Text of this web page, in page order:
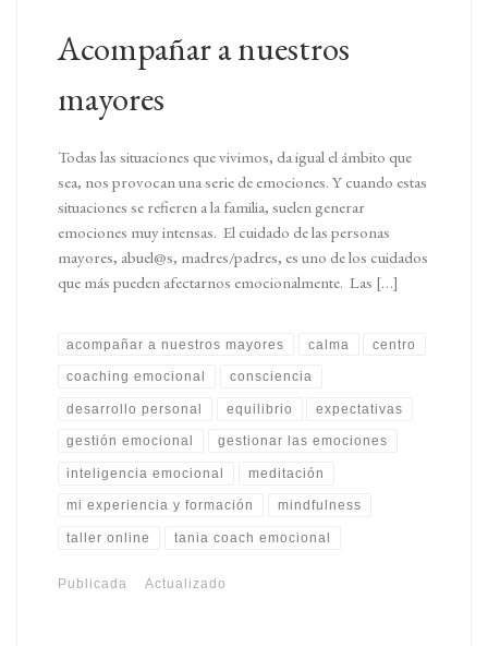
Acompañar a nuestros
mayores
Todas las situaciones que vivimos, da igual el ámbito que
sea, nos provocan una serie de emociones. Y cuando estas
situaciones se refieren a la familia, suelen generar
emociones muy intensas. El cuidado de las personas
mayores, abuel@s, madres/padres, es uno de los cuidados
que más pueden afectarnos emocionalmente. Las […]
acompañar a nuestros mayores calma centro
coaching emocional consciencia
desarrollo personal equilibrio expectativas
gestión emocional gestionar las emociones
inteligencia emocional meditación
mi experiencia y formación mindfulness
taller online tania coach emocional
Publicada Actualizado